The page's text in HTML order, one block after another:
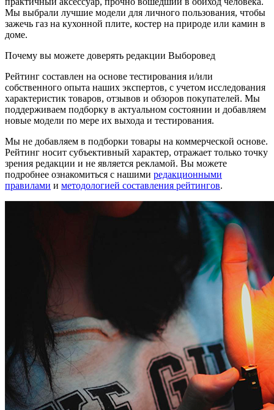
Мы выбрали лучшие модели для личного пользования, чтобы
зажечь газ на кухонной плите, костер на природе или камин в
доме.
Почему вы можете доверять редакции Выборовед
Рейтинг составлен на основе тестирования и/или
собственного опыта наших экспертов, с учетом исследования
характеристик товаров, отзывов и обзоров покупателей. Мы
поддерживаем подборку в актуальном состоянии и добавляем
новые модели по мере их выхода и тестирования.
Мы не добавляем в подборки товары на коммерческой основе.
Рейтинг носит субъективный характер, отражает только точку
зрения редакции и не является рекламой. Вы можете
подробнее ознакомиться с нашими редакционными
правилами и методологией составления рейтингов.